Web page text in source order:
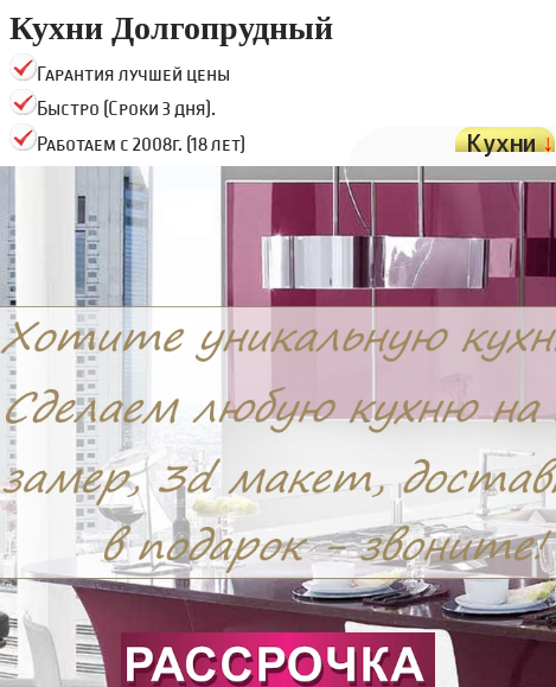
Кухни Долгопрудный
Гарантия лучшей цены
Быстро (Сроки 3 дня).
Работаем с 2008г. (18 лет)
Кухни↓